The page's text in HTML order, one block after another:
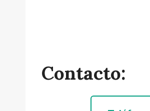
Contacto: